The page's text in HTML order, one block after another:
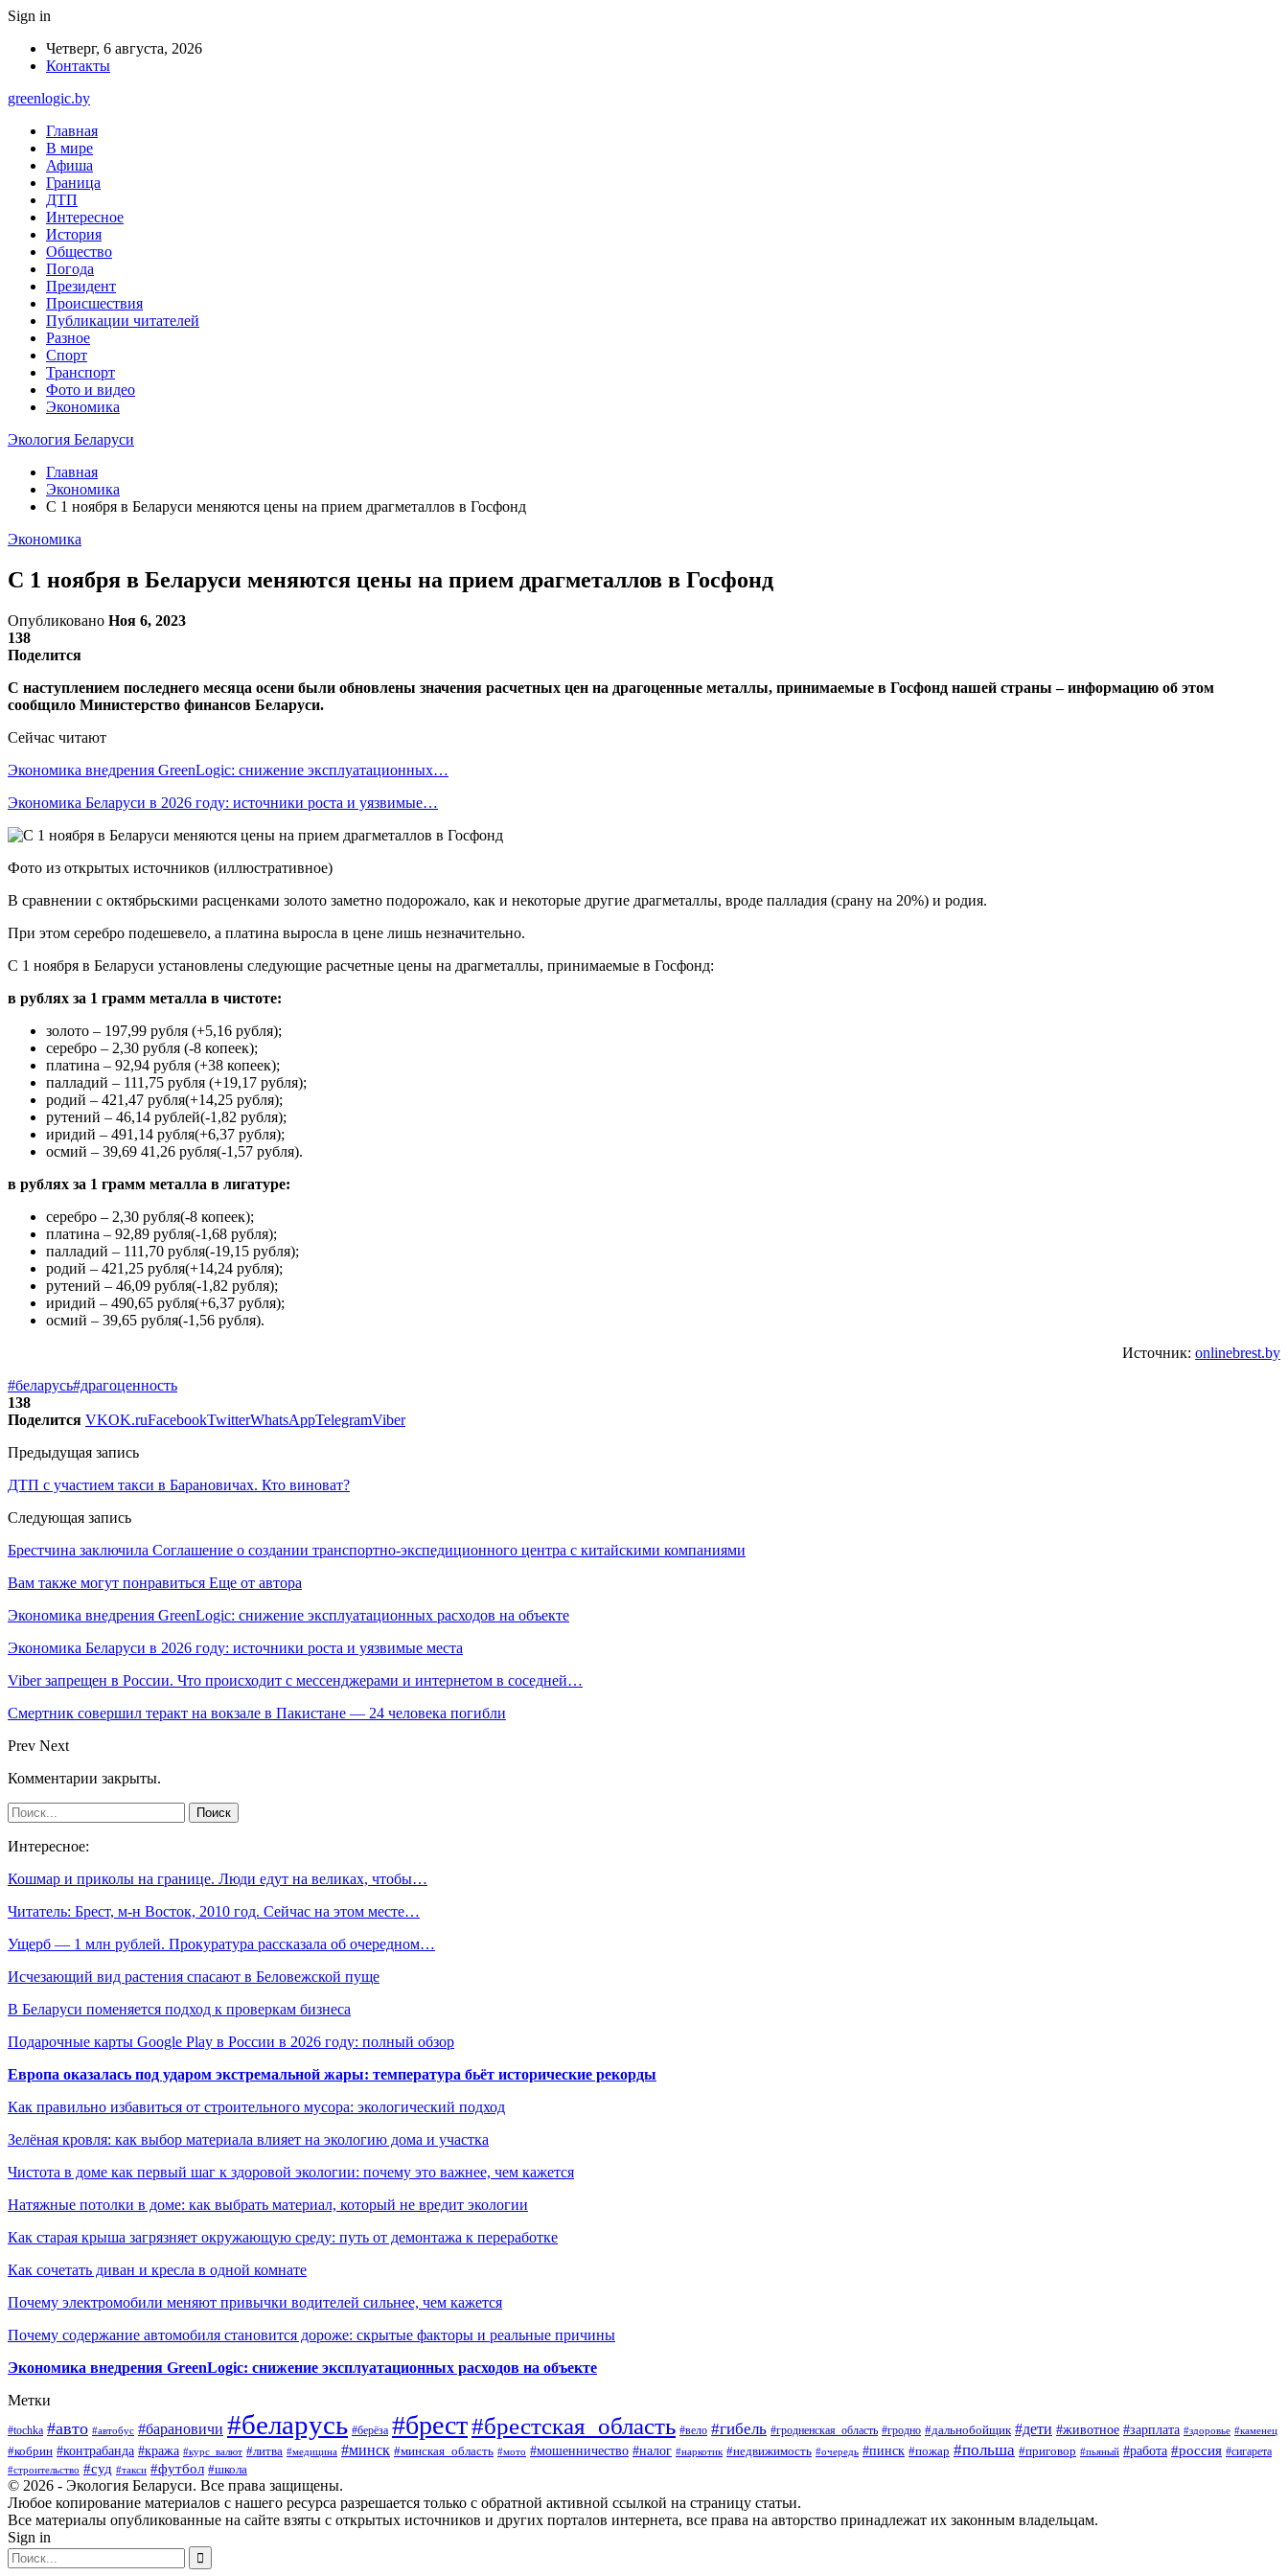
Sign in
Четверг, 6 августа, 2026
Контакты
greenlogic.by
Главная
В мире
Афиша
Граница
ДТП
Интересное
История
Общество
Погода
Президент
Происшествия
Публикации читателей
Разное
Спорт
Транспорт
Фото и видео
Экономика
Экология Беларуси
Главная
Экономика
С 1 ноября в Беларуси меняются цены на прием драгметаллов в Госфонд
Экономика
С 1 ноября в Беларуси меняются цены на прием драгметаллов в Госфонд
Опубликовано Ноя 6, 2023
138
Поделится
С наступлением последнего месяца осени были обновлены значения расчетных цен на драгоценные металлы, принимаемые в Госфонд нашей страны – информацию об этом
сообщило Министерство финансов Беларуси.
Сейчас читают
Экономика внедрения GreenLogic: снижение эксплуатационных…
Экономика Беларуси в 2026 году: источники роста и уязвимые…
Фото из открытых источников (иллюстративное)
В сравнении с октябрьскими расценками золото заметно подорожало, как и некоторые другие драгметаллы, вроде палладия (срану на 20%) и родия.
При этом серебро подешевело, а платина выросла в цене лишь незначительно.
С 1 ноября в Беларуси установлены следующие расчетные цены на драгметаллы, принимаемые в Госфонд:
в рублях за 1 грамм металла в чистоте:
золото – 197,99 рубля (+5,16 рубля);
серебро – 2,30 рубля (-8 копеек);
платина – 92,94 рубля (+38 копеек);
палладий – 111,75 рубля (+19,17 рубля);
родий – 421,47 рубля(+14,25 рубля);
рутений – 46,14 рублей(-1,82 рубля);
иридий – 491,14 рубля(+6,37 рубля);
осмий – 39,69 41,26 рубля(-1,57 рубля).
в рублях за 1 грамм металла в лигатуре:
серебро – 2,30 рубля(-8 копеек);
платина – 92,89 рубля(-1,68 рубля);
палладий – 111,70 рубля(-19,15 рубля);
родий – 421,25 рубля(+14,24 рубля);
рутений – 46,09 рубля(-1,82 рубля);
иридий – 490,65 рубля(+6,37 рубля);
осмий – 39,65 рубля(-1,56 рубля).
Источник: onlinebrest.by
#беларусь#драгоценность
138
Поделится VKOK.ruFacebookTwitterWhatsAppTelegramViber
Предыдущая запись
ДТП с участием такси в Барановичах. Кто виноват?
Следующая запись
Брестчина заключила Соглашение о создании транспортно-экспедиционного центра с китайскими компаниями
Вам также могут понравиться Еще от автора
Экономика внедрения GreenLogic: снижение эксплуатационных расходов на объекте
Экономика Беларуси в 2026 году: источники роста и уязвимые места
Viber запрещен в России. Что происходит с мессенджерами и интернетом в соседней…
Смертник совершил теракт на вокзале в Пакистане — 24 человека погибли
Prev Next
Комментарии закрыты.
Интересное:
Кошмар и приколы на границе. Люди едут на великах, чтобы…
Читатель: Брест, м-н Восток, 2010 год. Сейчас на этом месте…
Ущерб — 1 млн рублей. Прокуратура рассказала об очередном…
Исчезающий вид растения спасают в Беловежской пуще
В Беларуси поменяется подход к проверкам бизнеса
Подарочные карты Google Play в России в 2026 году: полный обзор
Европа оказалась под ударом экстремальной жары: температура бьёт исторические рекорды
Как правильно избавиться от строительного мусора: экологический подход
Зелёная кровля: как выбор материала влияет на экологию дома и участка
Чистота в доме как первый шаг к здоровой экологии: почему это важнее, чем кажется
Натяжные потолки в доме: как выбрать материал, который не вредит экологии
Как старая крыша загрязняет окружающую среду: путь от демонтажа к переработке
Как сочетать диван и кресла в одной комнате
Почему электромобили меняют привычки водителей сильнее, чем кажется
Почему содержание автомобиля становится дороже: скрытые факторы и реальные причины
Экономика внедрения GreenLogic: снижение эксплуатационных расходов на объекте
Метки
#tochka #авто #автобус #барановичи #беларусь #берёза #брест#брестская_область #вело #гибель #гродненская_область #гродно #дальнобойщик #дети #животное #зарплата #здоровье #каменец
#кобрин #контрабанда #кража #курс_валют #литва #медицина #минск #минская_область #мото #мошенничество #налог #наркотик #недвижимость #очередь #пинск #пожар #польша #приговор #пьяный #работа #россия #сигарета
#строительство #суд #такси #футбол #школа
© 2026 - Экология Беларуси. Все права защищены.
Любое копирование материалов с нашего ресурса разрешается только с обратной активной ссылкой на страницу статьи.
Все материалы опубликованные на сайте взяты с открытых источников и других порталов интернета, все права на авторство принадлежат их законным владельцам.
Sign in